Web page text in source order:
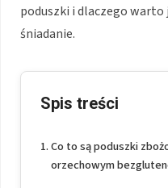
poduszki i dlaczego warto
śniadanie.
Spis treści
Co to są poduszki
orzechowym